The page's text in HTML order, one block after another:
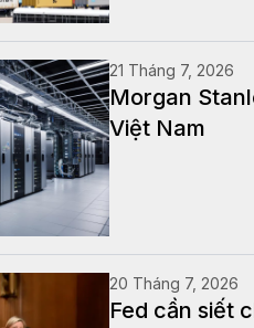
21 Tháng 7, 2026
Morgan
Việt Nam
20 Tháng 7, 2026
Fed cần siết